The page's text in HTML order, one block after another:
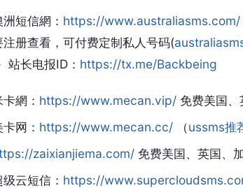
洲短信網： https://www.australiasms.com/
注册查看，可付费定制私人号码(
站长电报ID： https://tx.me/Backbeing
網： https://www.mecan.vip/ 免费美国
网： https://www.mecan.cc/ （ussms推
zaixianjiema.com/ 免费美国、英国、
级云短信： https://